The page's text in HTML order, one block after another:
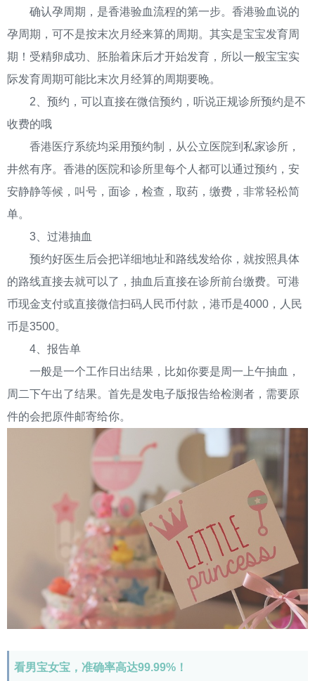
确认孕周期，是香港验血流程的第一步。香港验血说的
孕周期，可不是按末次月经来算的周期。其实是宝宝发育周
期！受精卵成功、胚胎着床后才开始发育，所以一般宝宝实
际发育周期可能比末次月经算的周期要晚。
2、预约，可以直接在微信预约，听说正规诊所预约是不
收费的哦
香港医疗系统均采用预约制，从公立医院到私家诊所，
井然有序。香港的医院和诊所里每个人都可以通过预约，安
安静静等候，叫号，面诊，检查，取药，缴费，非常轻松简
单。
3、过港抽血
预约好医生后会把详细地址和路线发给你，就按照具体
的路线直接去就可以了，抽血后直接在诊所前台缴费。可港
币现金支付或直接微信扫码人民币付款，港币是4000，人民
币是3500。
4、报告单
一般是一个工作日出结果，比如你要是周一上午抽血，
周二下午出了结果。首先是发电子版报告给检测者，需要原
件的会把原件邮寄给你。
看男宝女宝，准确率高达99.99%！